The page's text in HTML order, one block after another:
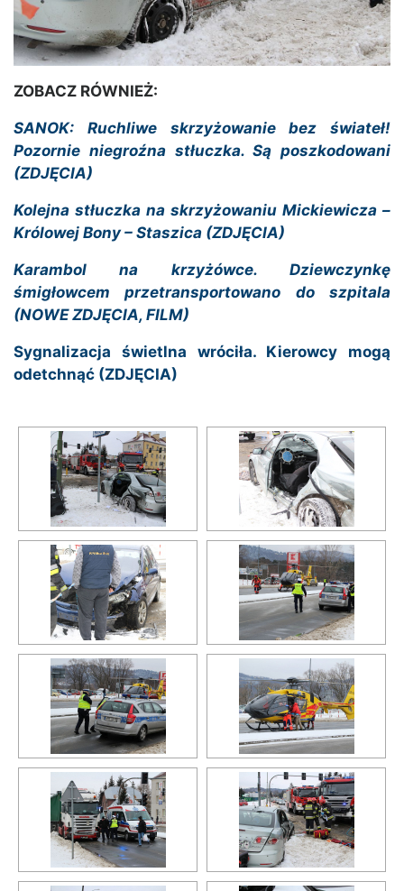
ZOBACZ RÓWNIEŻ:
SANOK: Ruchliwe skrzyżowanie bez świateł!
Pozornie niegroźna stłuczka. Są poszkodowani
(ZDJĘCIA)
Kolejna stłuczka na skrzyżowaniu Mickiewicza –
Królowej Bony – Staszica (ZDJĘCIA)
Karambol na krzyżówce. Dziewczynkę
śmigłowcem przetransportowano do szpitala
(NOWE ZDJĘCIA, FILM)
Sygnalizacja świetlna wróciła. Kierowcy mogą
odetchnąć (ZDJĘCIA)